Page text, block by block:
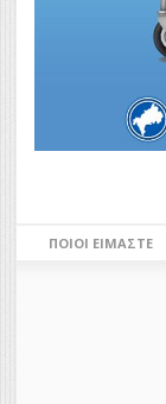
ΠΟΙΟΙ ΕΊΜΑΣΤΕ